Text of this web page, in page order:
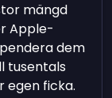
mängd
Apple-
dem
tusentals
egen ficka.